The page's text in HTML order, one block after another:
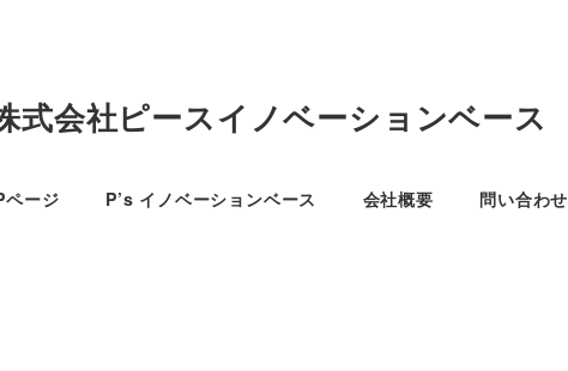
式会社ピースイノベーションベース
ページ P’s イノベーションベース 会社概要 問い合わせ